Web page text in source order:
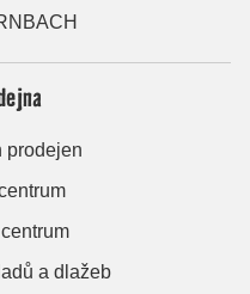
prodejen
a dlažeb